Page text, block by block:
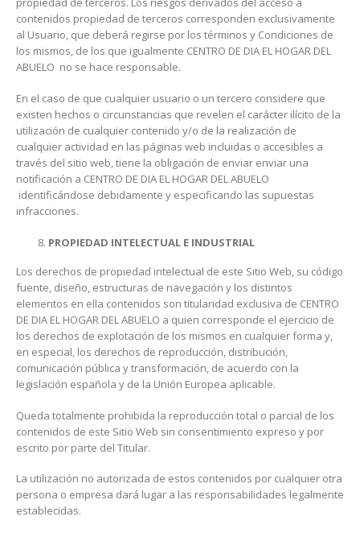
contenidos propiedad de terceros corresponden exclusivamente
al Usuario, que deberá regirse por los términos y Condiciones de
los mismos, de los que igualmente CENTRO DE DIA EL HOGAR DEL
ABUELO no se hace responsable.
En el caso de que cualquier usuario o un tercero considere que
existen hechos o circunstancias que revelen el carácter ilícito de la
utilización de cualquier contenido y/o de la realización de
cualquier actividad en las páginas web incluidas o accesibles a
través del sitio web, tiene la obligación de enviar enviar una
notificación a CENTRO DE DIA EL HOGAR DEL ABUELO
identificándose debidamente y especificando las supuestas
infracciones.
PROPIEDAD INTELECTUAL E INDUSTRIAL
Los derechos de propiedad intelectual de este Sitio Web, su código
fuente, diseño, estructuras de navegación y los distintos
elementos en ella contenidos son titularidad exclusiva de CENTRO
DE DIA EL HOGAR DEL ABUELO a quien corresponde el ejercicio de
los derechos de explotación de los mismos en cualquier forma y,
en especial, los derechos de reproducción, distribución,
comunicación pública y transformación, de acuerdo con la
legislación española y de la Unión Europea aplicable.
Queda totalmente prohibida la reproducción total o parcial de los
contenidos de este Sitio Web sin consentimiento expreso y por
escrito por parte del Titular.
La utilización no autorizada de estos contenidos por cualquier otra
persona o empresa dará lugar a las responsabilidades legalmente
establecidas.